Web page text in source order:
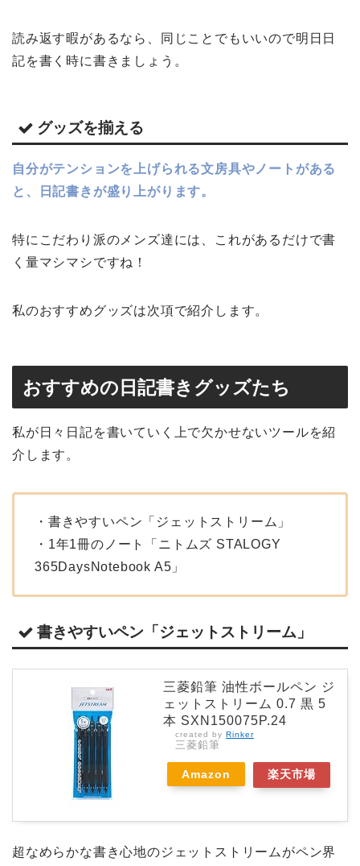
読み返す暇があるなら、同じことでもいいので明日日
記を書く時に書きましょう。
グッズを揃える
自分がテンションを上げられる文房具やノートがある
と、日記書きが盛り上がります。
特にこだわり派のメンズ達には、これがあるだけで書
く量マシマシですね！
私のおすすめグッズは次項で紹介します。
おすすめの日記書きグッズたち
私が日々日記を書いていく上で欠かせないツールを紹
介します。
・書きやすいペン「ジェットストリーム」
・1年1冊のノート「ニトムズ STALOGY
365DaysNotebook A5」
書きやすいペン「ジェットストリーム」
三菱鉛筆 油性ボールペン ジ
ェットストリーム 0.7 黒 5
本 SXN150075P.24
created by Rinker
三菱鉛筆
Amazon 楽天市場
超なめらかな書き心地のジェットストリームがペン界